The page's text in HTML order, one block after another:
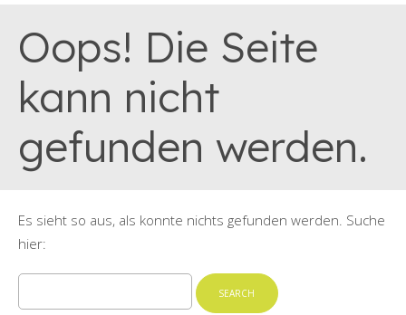
Oops! Die Seite
kann nicht
gefunden werden.
Es sieht so aus, als konnte nichts gefunden werden. Suche
hier:
for: